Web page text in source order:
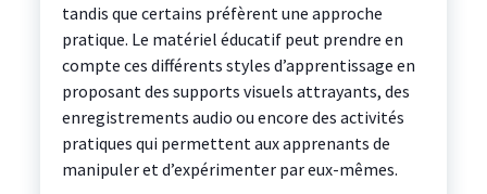
tandis que certains préfèrent une approche
pratique. Le matériel éducatif peut prendre en
compte ces différents styles d’apprentissage en
proposant des supports visuels attrayants, des
enregistrements audio ou encore des activités
pratiques qui permettent aux apprenants de
manipuler et d’expérimenter par eux-mêmes.